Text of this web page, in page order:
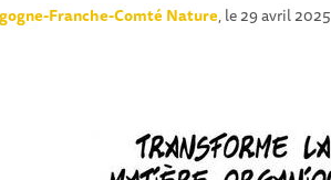
Franche-Comté Nature, le 29 avril 2025